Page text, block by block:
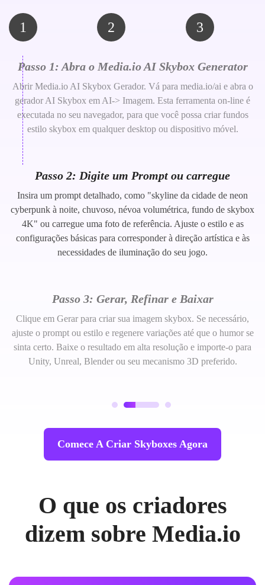
1 2 3
Passo 1: Abra o Media.io AI Skybox Generator
Abrir Media.io AI Skybox Gerador. Vá para media.io/ai e abra o
gerador AI Skybox em AI-> Imagem. Esta ferramenta on-line é
executada no seu navegador, para que você possa criar fundos
estilo skybox em qualquer desktop ou dispositivo móvel.
Passo 2: Digite um Prompt ou carregue
Insira um prompt detalhado, como "skyline da cidade de neon
cyberpunk à noite, chuvoso, névoa volumétrica, fundo de skybox
4K" ou carregue uma foto de referência. Ajuste o estilo e as
configurações básicas para corresponder à direção artística e às
necessidades de iluminação do seu jogo.
Passo 3: Gerar, Refinar e Baixar
Clique em Gerar para criar sua imagem skybox. Se necessário,
ajuste o prompt ou estilo e regenere variações até que o humor se
sinta certo. Baixe o resultado em alta resolução e importe-o para
Unity, Unreal, Blender ou seu mecanismo 3D preferido.
Comece A Criar Skyboxes Agora
O que os criadores
dizem sobre Media.io